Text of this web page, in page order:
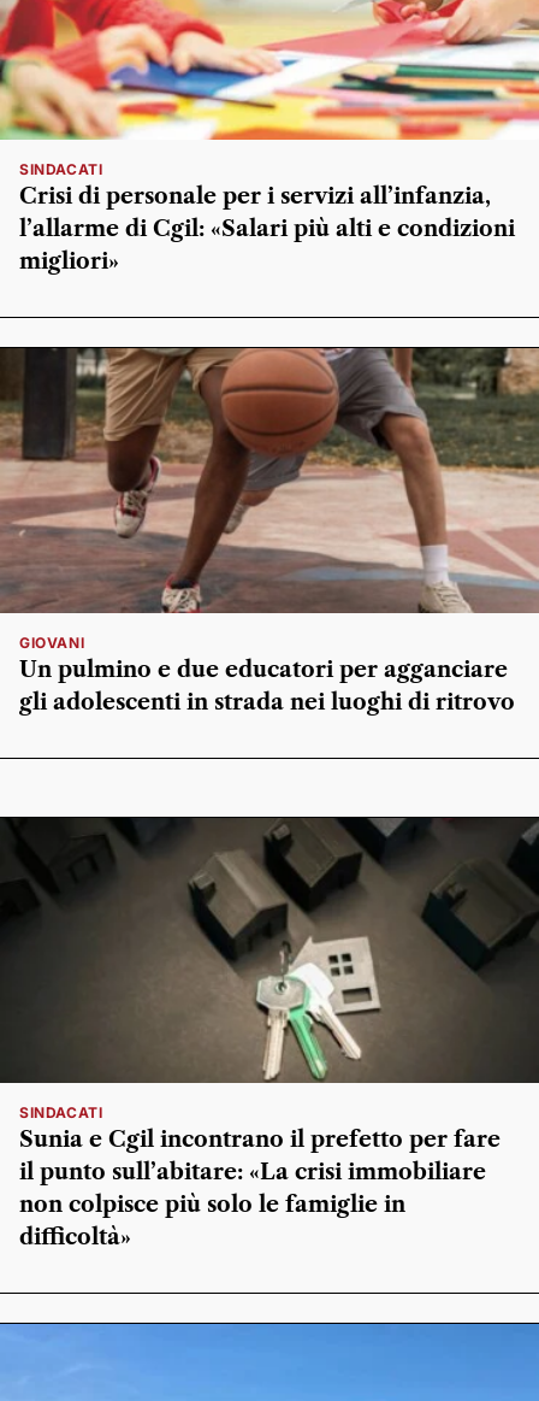
SINDACATI
Crisi di personale per i servizi all’infanzia,
l’allarme di Cgil: «Salari più alti e condizioni
migliori»
GIOVANI
Un pulmino e due educatori per agganciare
gli adolescenti in strada nei luoghi di ritrovo
SINDACATI
Sunia e Cgil incontrano il prefetto per fare
il punto sull’abitare: «La crisi immobiliare
non colpisce più solo le famiglie in
difficoltà»